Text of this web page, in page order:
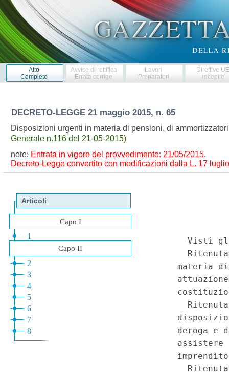
Atto
Completo
Avviso di rettifica
Errata corrige
Lavori
Preparatori
Direttive
recepite
DECRETO-LEGGE 21 maggio 2015, n. 65
Disposizioni urgenti in materia di pensioni, di
Generale n.116 del 21-05-2015)
note: Entrata in vigore del provvedimento: 21/05/2015.
Decreto-Legge convertito con modificazioni dalla L. 17